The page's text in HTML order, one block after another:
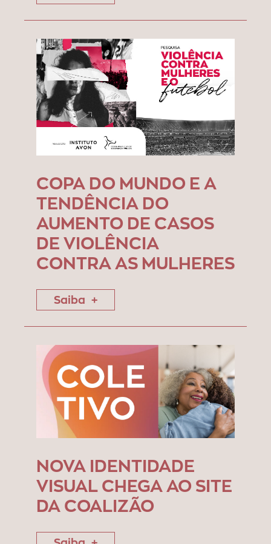
COPA DO MUNDO E A
TENDÊNCIA DO
AUMENTO DE CASOS
DE VIOLÊNCIA
CONTRA AS MULHERES
Saiba
NOVA IDENTIDADE
VISUAL CHEGA AO SITE
DA COALIZÃO